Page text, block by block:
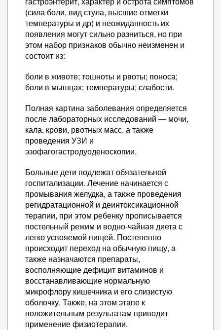
(сила боли, вид стула, высшие отметки
температуры и др) и неожиданность их
появления могут сильно разниться, но при
этом набор признаков обычно неизменен и
состоит из:
боли в животе; тошноты и рвоты; поноса;
боли в мышцах; температуры; слабости.
Полная картина заболевания определяется
после лабораторных исследований — мочи,
кала, крови, рвотных масс, а также
проведения УЗИ и
эзофагогастродуоденоскопии.
Больные дети подлежат обязательной
госпитализации. Лечение начинается с
промывания желудка, а также проведения
регидратационной и деинтоксикационной
терапии, при этом ребенку прописывается
постельный режим и водно-чайная диета с
легко усвояемой пищей. Постепенно
происходит переход на обычную пищу, а
также назначаются препараты,
восполняющие дефицит витаминов и
восстанавливающие нормальную
микрофлору кишечника и его слизистую
оболочку. Также, на этом этапе к
положительным результатам приводит
применение физиотерапии.